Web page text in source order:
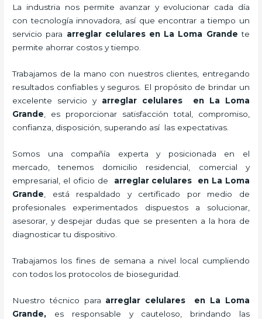
La industria nos permite avanzar y evolucionar cada día
con tecnología innovadora, así que encontrar a tiempo un
servicio para arreglar celulares en La Loma Grande te
permite ahorrar costos y tiempo.
Trabajamos de la mano con nuestros clientes, entregando
resultados confiables y seguros. El propósito de brindar un
excelente servicio y arreglar celulares en La Loma
Grande , es proporcionar satisfacción total, compromiso,
confianza, disposición, superando así las expectativas.
Somos una compañía experta y posicionada en el
mercado, tenemos domicilio residencial, comercial y
empresarial, el oficio de arreglar celulares en La Loma
Grande , está respaldado y certificado por medio de
profesionales experimentados dispuestos a solucionar,
asesorar, y despejar dudas que se presenten a la hora de
diagnosticar tu dispositivo.
Trabajamos los fines de semana a nivel local cumpliendo
con todos los protocolos de bioseguridad.
Nuestro técnico para arreglar celulares en La Loma
Grande, es responsable y cauteloso, brindando las